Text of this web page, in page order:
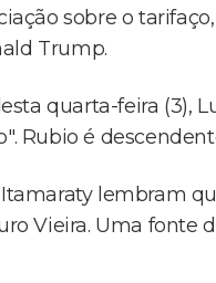
sobre o
Trump.
quarta-feira (3),
Rubio é
lembram
Vieira. Uma fonte